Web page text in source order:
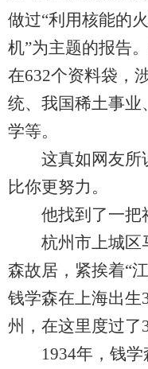
做过“利用核能的
机”为主题的报告
在632个资料袋，
统、我国稀土事业
学等。
这真如网友所
比你更努力。
他找到了一把
杭州市上城区
森故居，紧挨着“
钱学森在上海出生
州，在这里度过了
1934年，钱学